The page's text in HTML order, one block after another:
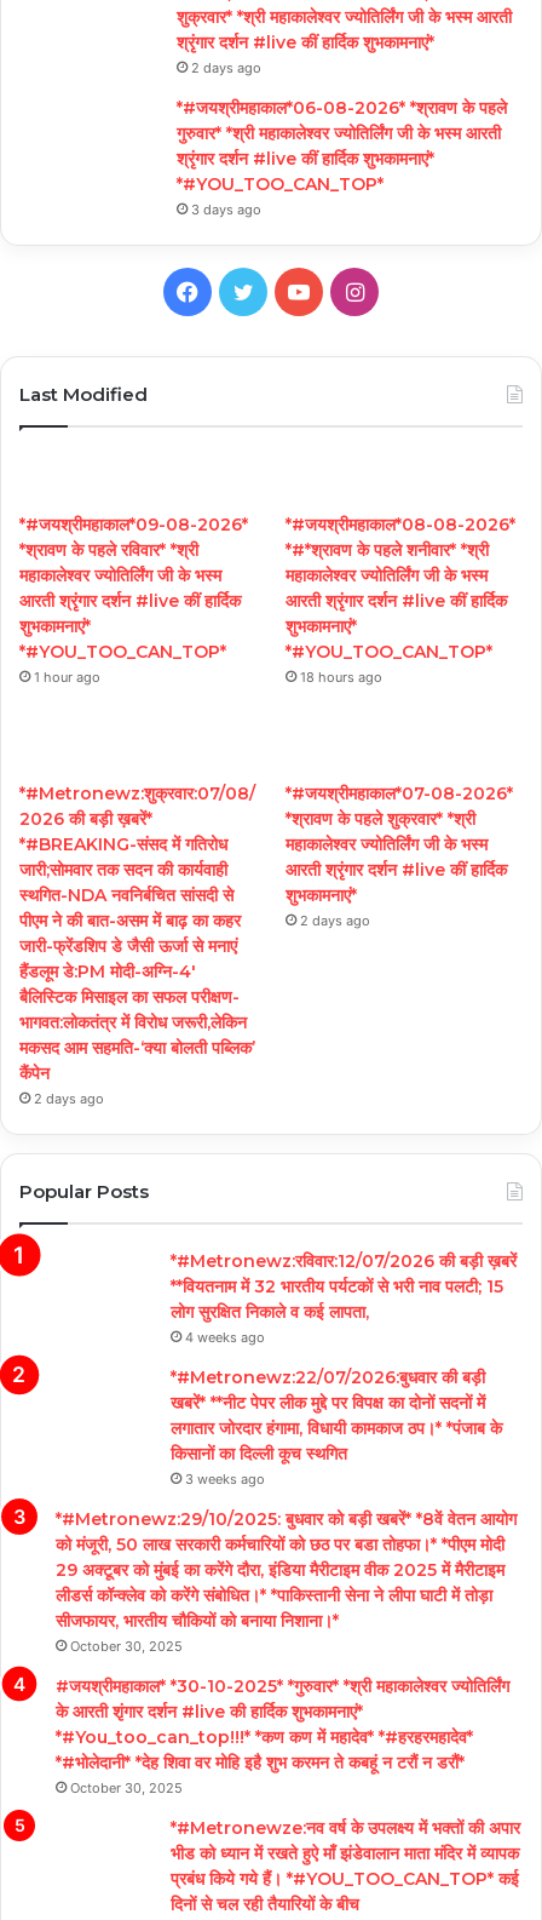
शुक्रवार* *श्री महाकालेश्वर ज्योतिर्लिंग जी के भस्म आरती
श्रृंगार दर्शन #live कीं हार्दिक शुभकामनाएं*
2 days ago
*#जयश्रीमहाकाल*06-08-2026* *श्रावण के पहले
गुरुवार* *श्री महाकालेश्वर ज्योतिर्लिंग जी के भस्म आरती
श्रृंगार दर्शन #live कीं हार्दिक शुभकामनाएं*
*#YOU_TOO_CAN_TOP*
3 days ago
Facebook
TwitterYouTubeInstagram
Last Modified
*#जयश्रीमहाकाल*09-08-2026*
*श्रावण के पहले रविवार* *श्री
महाकालेश्वर ज्योतिर्लिंग जी के भस्म
आरती श्रृंगार दर्शन #live कीं हार्दिक
शुभकामनाएं*
*#YOU_TOO_CAN_TOP*
1 hour ago
*#जयश्रीमहाकाल*08-08-2026*
*#*श्रावण के पहले शनीवार* *श्री
महाकालेश्वर ज्योतिर्लिंग जी के भस्म
आरती श्रृंगार दर्शन #live कीं हार्दिक
शुभकामनाएं*
*#YOU_TOO_CAN_TOP*
18 hours ago
*#Metronewz:शुक्रवार:07/08/
2026 की बड़ी ख़बरें*
*#BREAKING-संसद में गतिरोध
जारी;सोमवार तक सदन की कार्यवाही
स्थगित-NDA नवनिर्बचित सांसदी से
पीएम ने की बात-असम में बाढ़ का कहर
जारी-फ्रेंडशिप डे जैसी ऊर्जा से मनाएं
हैंडलूम डे:PM मोदी-अग्नि-4′
बैलिस्टिक मिसाइल का सफल परीक्षण-
भागवत:लोकतंत्र में विरोध जरूरी,लेकिन
मकसद आम सहमति-‘क्या बोलती पब्लिक’
कैंपेन
2 days ago
*#जयश्रीमहाकाल*07-08-2026*
*श्रावण के पहले शुक्रवार* *श्री
महाकालेश्वर ज्योतिर्लिंग जी के भस्म
आरती श्रृंगार दर्शन #live कीं हार्दिक
शुभकामनाएं*
2 days ago
Popular Posts
*#Metronewz:रविवार:12/07/2026 की बड़ी ख़बरें
**वियतनाम में 32 भारतीय पर्यटकों से भरी नाव पलटी; 15
लोग सुरक्षित निकाले व कई लापता,
4 weeks ago
*#Metronewz:22/07/2026:बुधवार की बड़ी
खबरें* **नीट पेपर लीक मुद्दे पर विपक्ष का दोनों सदनों में
लगातार जोरदार हंगामा, विधायी कामकाज ठप।* *पंजाब के
किसानों का दिल्ली कूच स्थगित
3 weeks ago
*#Metronewz:29/10/2025: बुधवार को बड़ी खबरें* *8वें वेतन आयोग
को मंजूरी, 50 लाख सरकारी कर्मचारियों को छठ पर बडा तोहफा।* *पीएम मोदी
29 अक्टूबर को मुंबई का करेंगे दौरा, इंडिया मैरीटाइम वीक 2025 में मैरीटाइम
लीडर्स कॉन्क्लेव को करेंगे संबोधित।* *पाकिस्तानी सेना ने लीपा घाटी में तोड़ा
सीजफायर, भारतीय चौकियों को बनाया निशाना।*
October 30, 2025
#जयश्रीमहाकाल* *30-10-2025* *गुरुवार* *श्री महाकालेश्वर ज्योतिर्लिंग
के आरती शृंगार दर्शन #live की हार्दिक शुभकामनाएं*
*#You_too_can_top!!!* *कण कण में महादेव* *#हरहरमहादेव*
*#भोलेदानी* *देह शिवा वर मोहि इहै शुभ करमन ते कबहूं न टरौं न डरौं*
October 30, 2025
*#Metronewze:नव वर्ष के उपलक्ष्य में भक्तों की अपार
भीड को ध्यान में रखते हुऐ माँ झंडेवालान माता मंदिर में व्यापक
प्रबंध किये गये हैं। *#YOU_TOO_CAN_TOP* कई
दिनों से चल रही तैयारियों के बीच